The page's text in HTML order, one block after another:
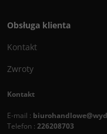
Obsługa klienta
Kontakt
Zwroty
Kontakt
E-mail :
Telefon : 226208703